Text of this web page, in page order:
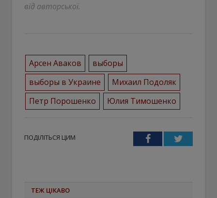
від авторської.
Арсен Аваков
выборы
выборы в Украине
Михаил Подоляк
Петр Порошенко
Юлия Тимошенко
ПОДІЛІТЬСЯ ЦИМ FacebookTwitter
ТЕЖ ЦІКАВО